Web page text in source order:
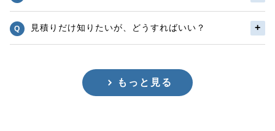
見積りだけ知りたいが、どうすればいい？
もっと見る